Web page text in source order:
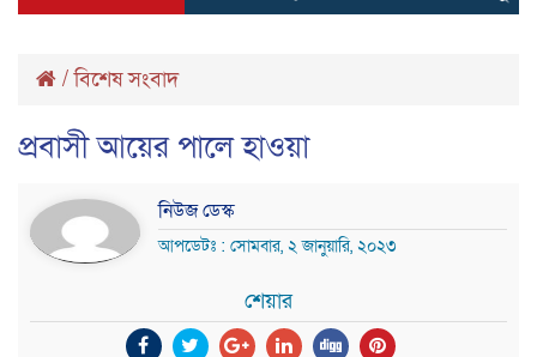
/বিশেষ সংবাদ
প্রবাসী আয়ের পালে হাওয়া
নিউজ ডেস্ক
আপডেটঃ : সোমবার, ২ জানুয়ারি, ২০২৩
শেয়ার